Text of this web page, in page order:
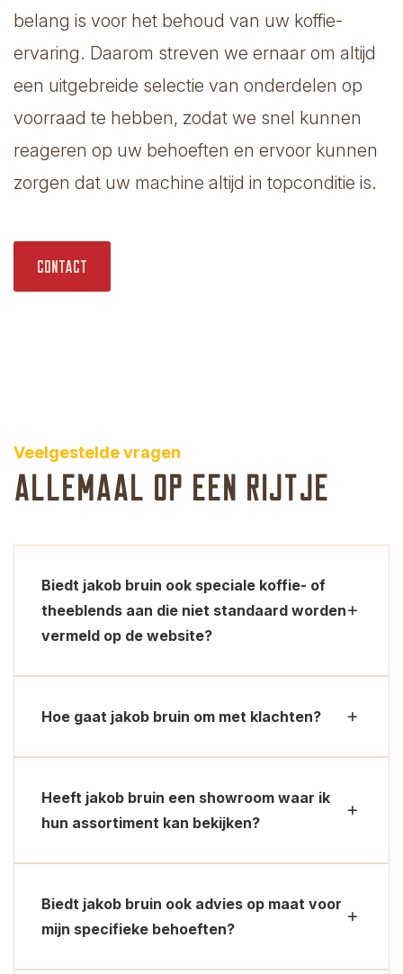
belang is voor het behoud van uw koffie-
ervaring. Daarom streven we ernaar om altijd
een uitgebreide selectie van onderdelen op
voorraad te hebben, zodat we snel kunnen
reageren op uw behoeften en ervoor kunnen
zorgen dat uw machine altijd in topconditie is.
Contact
Veelgestelde vragen
Allemaal op een rijtje
Biedt jakob bruin ook speciale koffie- of
theeblends aan die niet standaard worden
vermeld op de website?
Hoe gaat jakob bruin om met klachten?
Heeft jakob bruin een showroom waar ik
hun assortiment kan bekijken?
Biedt jakob bruin ook advies op maat voor
mijn specifieke behoeften?